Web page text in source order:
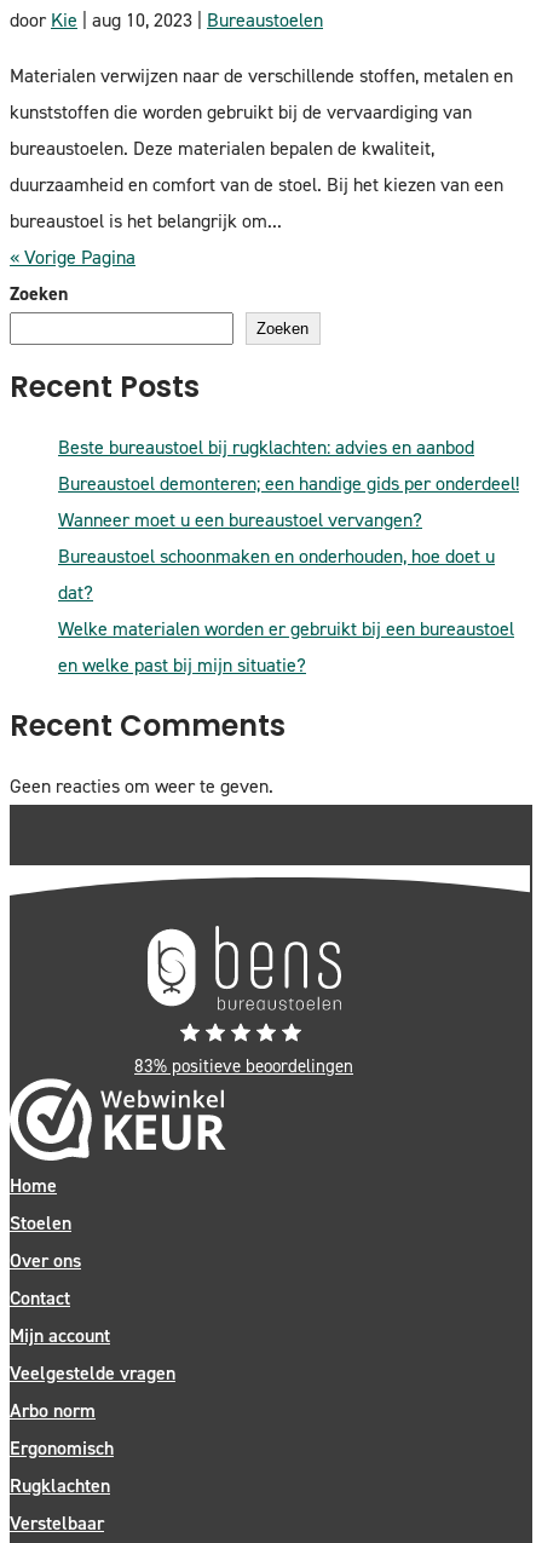
doorKie aug 10, 2023 Bureaustoelen
Materialen verwijzen naar de verschillende stoffen, metalen en
kunststoffen die worden gebruikt bij de vervaardiging van
bureaustoelen. Deze materialen bepalen de kwaliteit,
duurzaamheid en comfort van de stoel. Bij het kiezen van een
bureaustoel is het belangrijk om...
« Vorige Pagina
Zoeken
Zoeken
Recent Posts
Beste bureaustoel bij rugklachten: advies en aanbod
Bureaustoel demonteren; een handige gids per onderdeel!
Wanneer moet u een bureaustoel vervangen?
Bureaustoel schoonmaken en onderhouden, hoe doet u
dat?
Welke materialen worden er gebruikt bij een bureaustoel
en welke past bij mijn situatie?
Recent Comments
Geen reacties om weer te geven.
83% positieve beoordelingen
Home
Stoelen
Over ons
Contact
Mijn account
Veelgestelde vragen
Arbo norm
Ergonomisch
Rugklachten
Verstelbaar